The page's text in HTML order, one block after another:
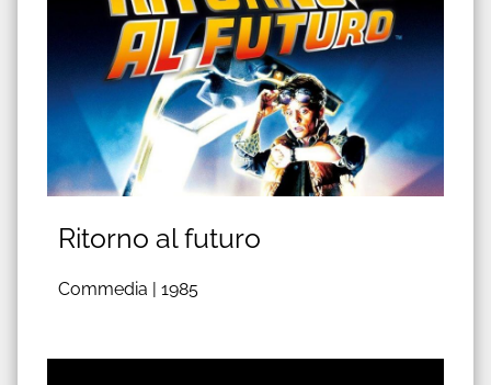
Ritorno al futuro
Commedia | 1985